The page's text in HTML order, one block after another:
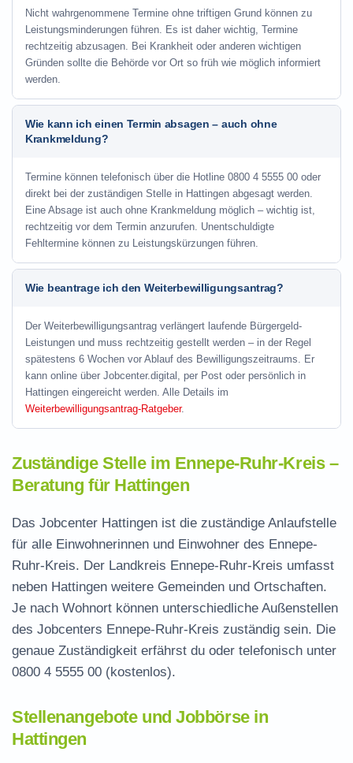
Nicht wahrgenommene Termine ohne triftigen Grund können zu
Leistungsminderungen führen. Es ist daher wichtig, Termine
rechtzeitig abzusagen. Bei Krankheit oder anderen wichtigen
Gründen sollte die Behörde vor Ort so früh wie möglich informiert
werden.
Wie kann ich einen Termin absagen – auch ohne
Krankmeldung?
Termine können telefonisch über die Hotline 0800 4 5555 00 oder
direkt bei der zuständigen Stelle in Hattingen abgesagt werden.
Eine Absage ist auch ohne Krankmeldung möglich – wichtig ist,
rechtzeitig vor dem Termin anzurufen. Unentschuldigte
Fehltermine können zu Leistungskürzungen führen.
Wie beantrage ich den Weiterbewilligungsantrag?
Der Weiterbewilligungsantrag verlängert laufende Bürgergeld-
Leistungen und muss rechtzeitig gestellt werden – in der Regel
spätestens 6 Wochen vor Ablauf des Bewilligungszeitraums. Er
kann online über Jobcenter.digital, per Post oder persönlich in
Hattingen eingereicht werden. Alle Details im
Weiterbewilligungsantrag-Ratgeber.
Zuständige Stelle im Ennepe-Ruhr-Kreis –
Beratung für Hattingen
Das Jobcenter Hattingen ist die zuständige Anlaufstelle
für alle Einwohnerinnen und Einwohner des Ennepe-
Ruhr-Kreis. Der Landkreis Ennepe-Ruhr-Kreis umfasst
neben Hattingen weitere Gemeinden und Ortschaften.
Je nach Wohnort können unterschiedliche Außenstellen
des Jobcenters Ennepe-Ruhr-Kreis zuständig sein. Die
genaue Zuständigkeit erfährst du oder telefonisch unter
0800 4 5555 00 (kostenlos).
Stellenangebote und Jobbörse in
Hattingen